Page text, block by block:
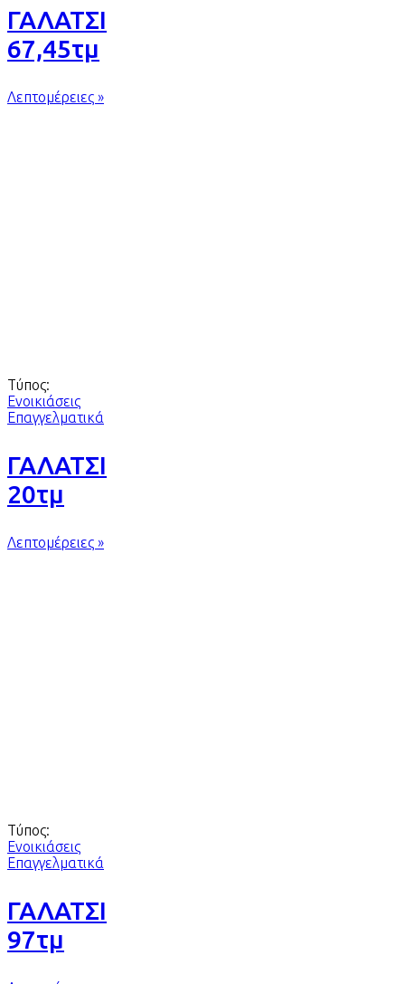
ΓΑΛΑΤΣΙ
67,45τμ
Λεπτομέρειες »
Τύπος:
Ενοικιάσεις
Επαγγελματικά
ΓΑΛΑΤΣΙ
20τμ
Λεπτομέρειες »
Τύπος:
Ενοικιάσεις
Επαγγελματικά
ΓΑΛΑΤΣΙ
97τμ